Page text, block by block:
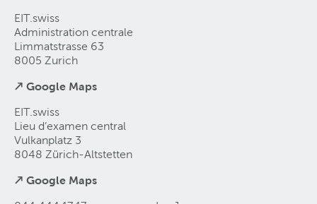
EIT.swiss
Administration centrale
Limmatstrasse 63
8005 Zurich
↗ Google Maps
EIT.swiss
Lieu d’examen central
Vulkanplatz 3
8048 Zürich-Altstetten
↗ Google Maps